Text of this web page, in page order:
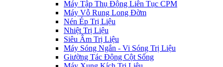
Máy Tập Thụ Động Liên Tục CPM
Máy Vỗ Rung Long Đờm
Nén Ép Trị Liệu
Nhiệt Trị Liệu
Siêu Âm Trị Liệu
Máy Sóng Ngắn - Vi Sóng Trị Liệu
Giường Tác Động Cột Sống